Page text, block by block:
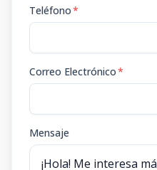
Teléfono*
Correo Electrónico*
Mensaje